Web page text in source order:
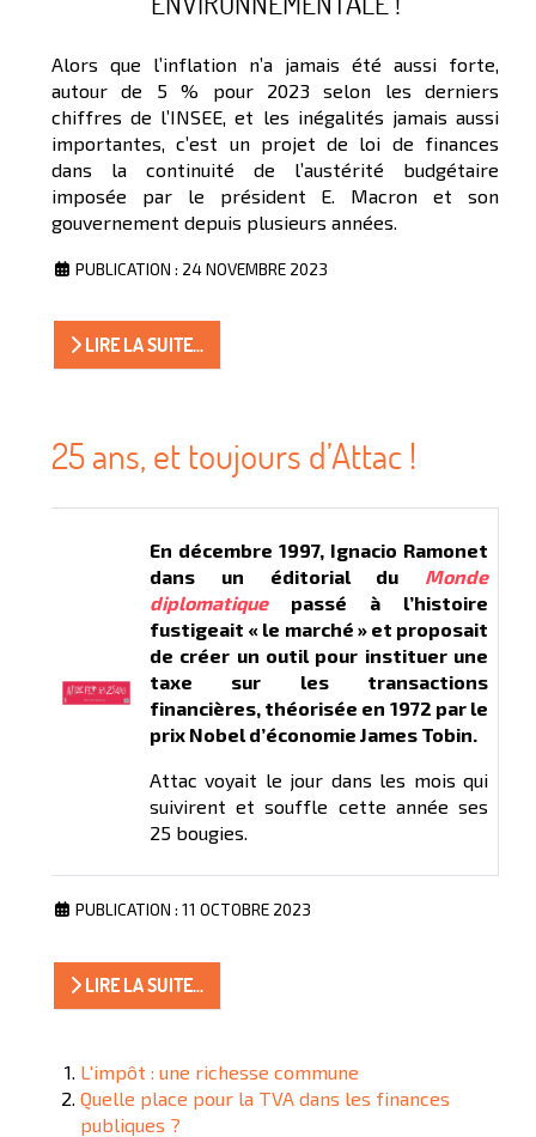
Alors que l’inflation n’a jamais été aussi forte,
autour de 5 % pour 2023 selon les derniers
chiffres de l’INSEE, et les inégalités jamais aussi
importantes, c’est un projet de loi de finances
dans la continuité de l’austérité budgétaire
imposée par le président E. Macron et son
gouvernement depuis plusieurs années.
PUBLICATION : 24 NOVEMBRE 2023
LIRE LA SUITE...
25 ans, et toujours d’Attac !
En décembre 1997, Ignacio Ramonet
dans un éditorial du Monde
diplomatiquepassé à l’histoire
fustigeait « le marché » et proposait
de créer un outil pour instituer une
taxe sur les transactions
financières, théorisée en 1972 par le
prix Nobel d’économie James Tobin.
Attac voyait le jour dans les mois qui
suivirent et souffle cette année ses
25 bougies.
PUBLICATION : 11 OCTOBRE 2023
LIRE LA SUITE...
L'impôt : une richesse commune
Quelle place pour la TVA dans les finances
publiques ?